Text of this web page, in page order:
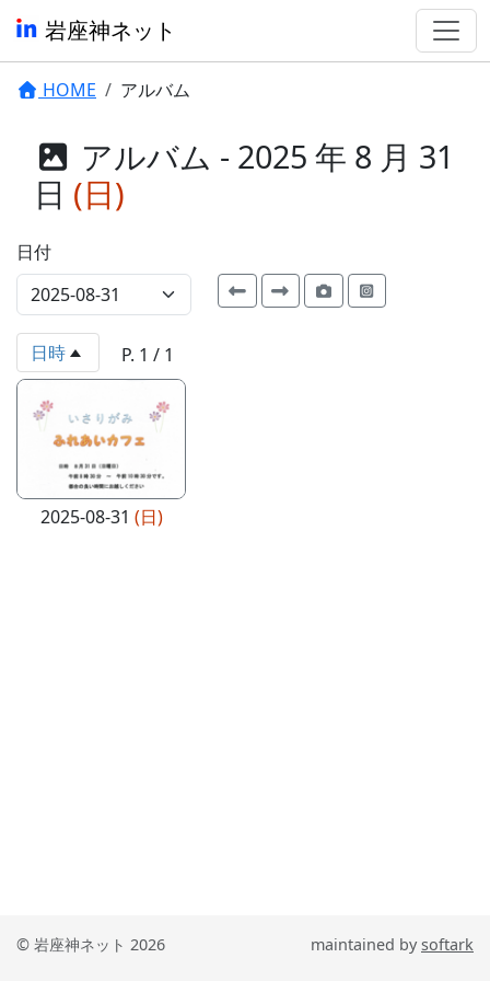
岩座神ネット
HOME アルバム
アルバム - 2025 年 8 月 31
日 (日)
日付
日時 P. 1 / 1
2025-08-31 (日)
© 岩座神ネット 2026 maintained bysoftark